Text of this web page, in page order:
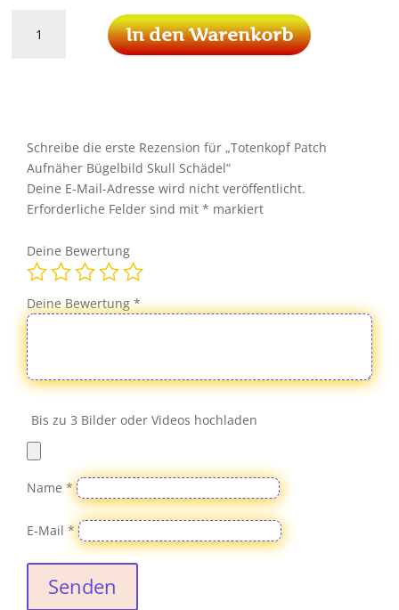
Patch
Menge
In den Warenkorb
Schreibe die erste Rezension für „Totenkopf Patch
Aufnäher Bügelbild Skull Schädel“
Deine E-Mail-Adresse wird nicht veröffentlicht.
Erforderliche Felder sind mit* markiert
Deine Bewertung
Deine Bewertung*
Bis zu 3 Bilder oder Videos hochladen
Name*
E-Mail*
Senden